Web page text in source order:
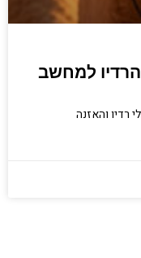
רדיו והאזנה